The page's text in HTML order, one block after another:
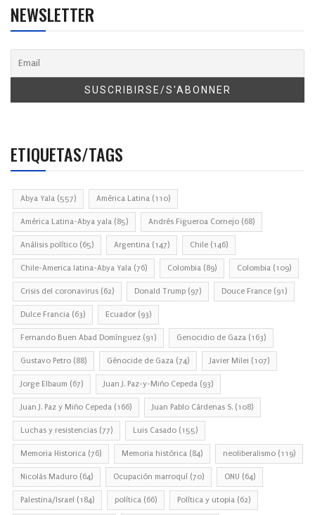
NEWSLETTER
ETIQUETAS/TAGS
Abya Yala (557) América Latina (110)
América Latina-Abya yala (85) Andrés Figueroa Cornejo (68)
Análisis político (65) Argentina (147) Chile (146)
Chile-America latina-Abya Yala (76) Colombia (89) Colombia (109)
Crisis del coronavirus (62) Donald Trump (97) Douce France (91)
Dulce Francia (63) Ecuador (93)
Fernando Buen Abad Domínguez (91) Genocidio de Gaza (163)
Gustavo Petro (88) Génocide de Gaza (74) Javier Milei (107)
Jorge Elbaum (67) Juan J. Paz-y-Miño Cepeda (93)
Juan J. Paz y Miño Cepeda (166) Juan Pablo Cárdenas S. (108)
Luchas y resistencias (77) Luis Casado (155)
Memoria Historica (76) Memoria histórica (84) neoliberalismo (119)
Nicolás Maduro (64) Ocupación marroquí (70) ONU (64)
Palestina/Israel (184) política (66) Política y utopia (62)